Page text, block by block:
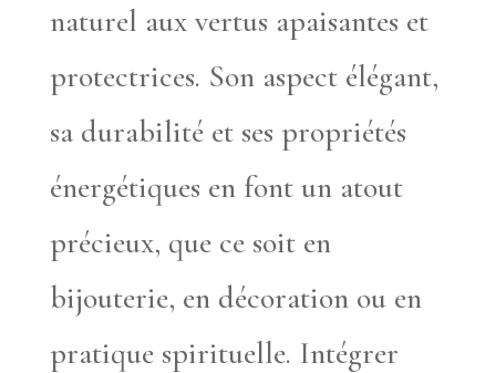
naturel aux vertus apaisantes et
protectrices. Son aspect élégant,
sa durabilité et ses propriétés
énergétiques en font un atout
précieux, que ce soit en
bijouterie, en décoration ou en
pratique spirituelle. Intégrer